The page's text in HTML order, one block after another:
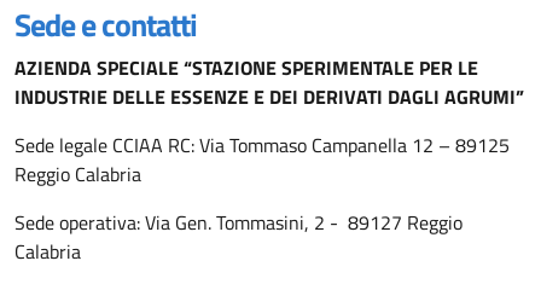
Sede e contatti
AZIENDA SPECIALE “STAZIONE SPERIMENTALE PER LE
INDUSTRIE DELLE ESSENZE E DEI DERIVATI DAGLI AGRUMI”
Sede legale CCIAA RC: Via Tommaso Campanella 12 – 89125
Reggio Calabria
Sede operativa: Via Gen. Tommasini, 2 - 89127 Reggio
Calabria